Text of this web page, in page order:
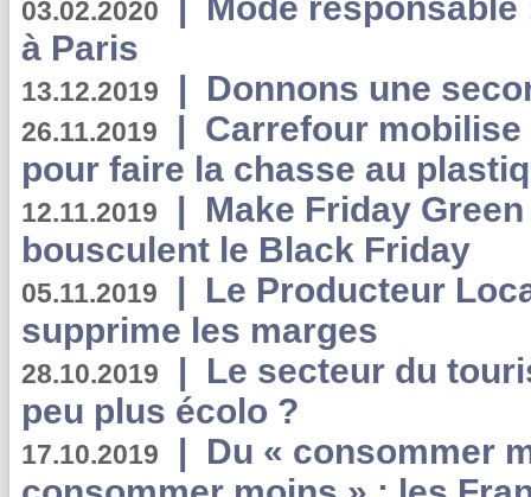
03.02.2020
à Paris
13.12.2019 | Donnons une
26.11.2019 | Carrefour
pour faire la chasse au
12.11.2019 | Make Friday
bousculent le Black Friday
05.11.2019 | Le Producteur
supprime les marges
28.10.2019 | Le secteur du
peu plus écolo ?
17.10.2019 | Du « consommer